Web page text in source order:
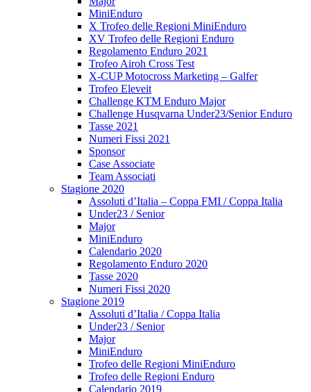
MiniEnduro
X Trofeo delle Regioni MiniEnduro
XV Trofeo delle Regioni Enduro
Regolamento Enduro 2021
Trofeo Airoh Cross Test
X-CUP Motocross Marketing – Galfer
Trofeo Eleveit
Challenge KTM Enduro Major
Challenge Husqvarna Under23/Senior Enduro
Tasse 2021
Numeri Fissi 2021
Sponsor
Case Associate
Team Associati
Stagione 2020
Assoluti d’Italia – Coppa FMI / Coppa Italia
Under23 / Senior
Major
MiniEnduro
Calendario 2020
Regolamento Enduro 2020
Tasse 2020
Numeri Fissi 2020
Stagione 2019
Assoluti d’Italia / Coppa Italia
Under23 / Senior
Major
MiniEnduro
Trofeo delle Regioni MiniEnduro
Trofeo delle Regioni Enduro
Calendario 2019